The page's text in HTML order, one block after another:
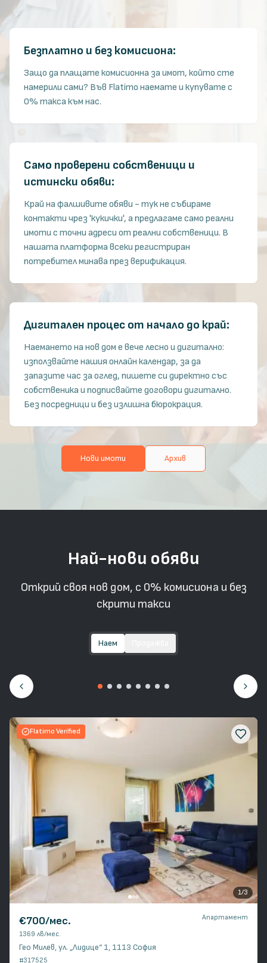
Безплатно и без комисиона:
Защо да плащате комисионна за имот, който сте
намерили сами? Във Flatimo наемате и купувате с
0% такса към нас.
Само проверени собственици и
истински обяви:
Край на фалшивите обяви - тук не събираме
контакти чрез 'кукички', а предлагаме само реални
имоти с точни адреси от реални собственици. В
нашата платформа всеки регистриран
потребител минава през верификация.
Дигитален процес от начало до край:
Наемането на нов дом е вече лесно и дигитално:
използвайте нашия онлайн календар, за да
запазите час за оглед, пишете си директно със
собственика и подписвайте договори дигитално.
Без посредници и без излишна бюрокрация.
Нови имоти Архив
Най-нови обяви
Открий своя нов дом, с 0% комисиона и без
скрити такси
Наем
Previous properties Next
Flatimo Verified
1/3
€700/мес.
1369 лв/мес.
Апартамент
Гео Милев, ул. „Лидице“ 1, 1113 София
#317525